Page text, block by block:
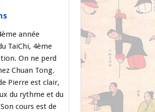
année
TaiChi, 4ème
On ne perd
Chuan Tong.
Pierre est clair,
du rythme et du
cours est de